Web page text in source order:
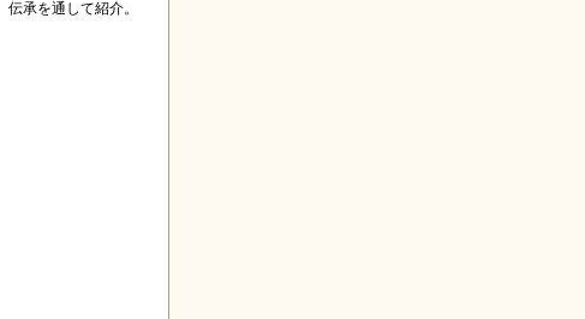
承を通して紹介。